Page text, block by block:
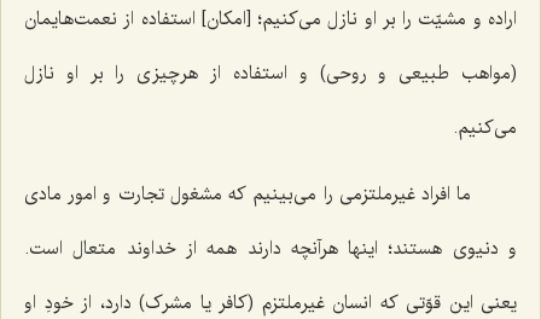
اراده و مشیّت را بر او نازل می‌کنیم؛ [امکان] استفاده از نعمت‌هایمان
(مواهب طبیعی و روحی) و استفاده از هرچیزی را بر او نازل
می‌کنیم.
ما افراد غیرملتزمی را می‌بینیم که مشغول تجارت و امور مادی
و دنیوی هستند؛ اینها هرآنچه دارند همه از خداوند متعال است.
یعنی این قوّتی که انسان غیرملتزم (کافر یا مشرک) دارد، از خودِ او